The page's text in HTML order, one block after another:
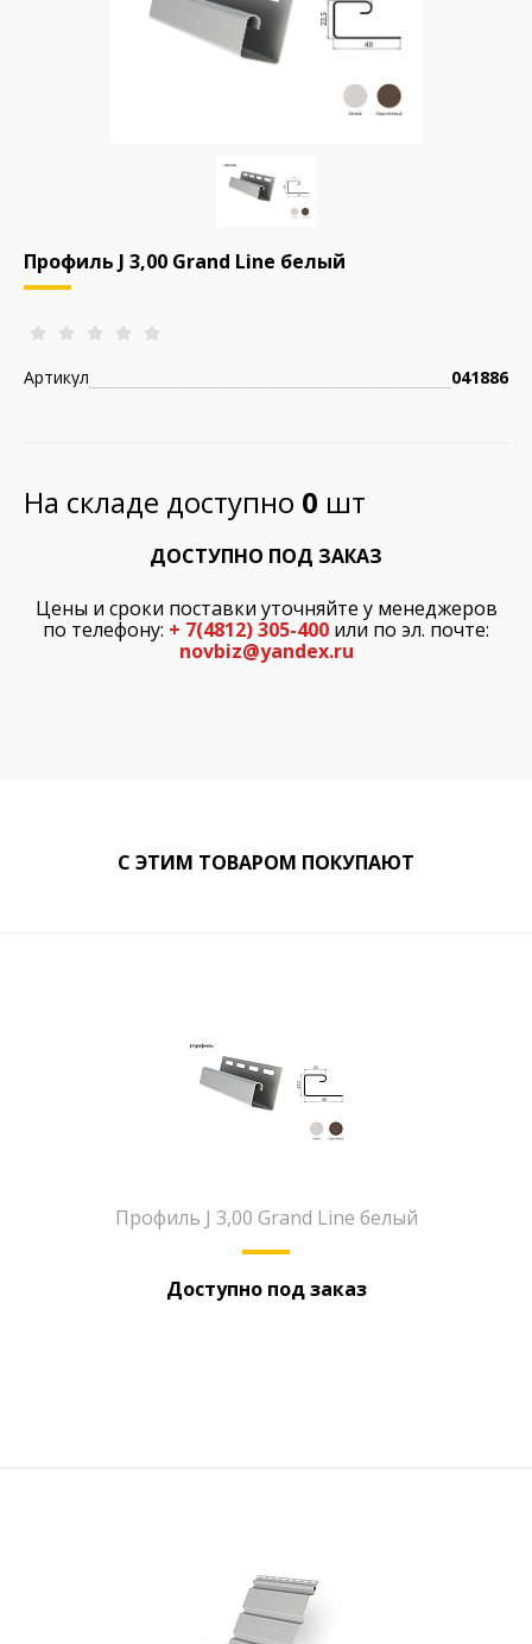
Профиль J 3,00 Grand Line белый
Артикул 041886
На складе доступно 0 шт
ДОСТУПНО ПОД ЗАКАЗ
Цены и сроки поставки уточняйте у менеджеров
по телефону: + 7(4812) 305-400 или по эл. почте:
novbiz@yandex.ru
С ЭТИМ ТОВАРОМ ПОКУПАЮТ
Профиль J 3,00 Grand Line белый
Доступно под заказ